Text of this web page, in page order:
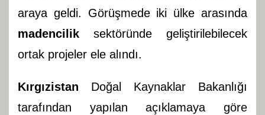
araya geldi. Görüşmede iki ülke arasında
madencilik sektöründe geliştirilebilecek
ortak projeler ele alındı.
Kırgızistan Doğal Kaynaklar Bakanlığı
tarafından yapılan açıklamaya göre